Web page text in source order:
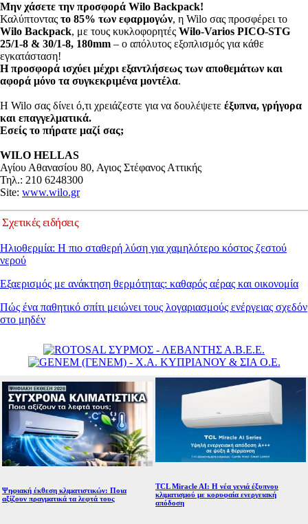
Μην χάσετε την προσφορά Wilo Backpack!
Καλύπτοντας το 85% των εφαρμογών, η Wilo σας προσφέρει το
Wilo Backpack, με τους κυκλοφορητές Wilo-Varios PICO-STG
25/1-8 & 30/1-8, 180mm – ο απόλυτος εξοπλισμός για κάθε
εγκατάσταση!
Η προσφορά ισχύει μέχρι εξαντλήσεως των αποθεμάτων και
αφορά μόνο τα συγκεκριμένα μοντέλα.
Η Wilo σας δίνει ό,τι χρειάζεστε για να δουλέψετε έξυπνα, γρήγορα
και επαγγελματικά.
Εσείς το πήρατε μαζί σας;
WILO HELLAS
Αγίου Αθανασίου 80, Αγιος Στέφανος Αττικής
Τηλ.: 210 6248300
Site: www.wilo.gr
Σχετικές ειδήσεις
Ηλιοθερμία: Η πιο σταθερή λύση για χαμηλότερο κόστος ζεστού
νερού
Εξαερισμός με ανάκτηση θερμότητας: καθαρός αέρας και οικονομία
Πώς ένα παθητικό σπίτι μειώνει τους λογαριασμούς ενέργειας σχεδόν
στο μηδέν
Ψηφιακή έκθεση κλιματιστικών: Ποια
αξίζουν πραγματικά τα λεφτά τους
TCL Miracle AI: Η νέα γενιά έξυπνου
κλιματισμού με κορυφαία ενεργειακή
απόδοση